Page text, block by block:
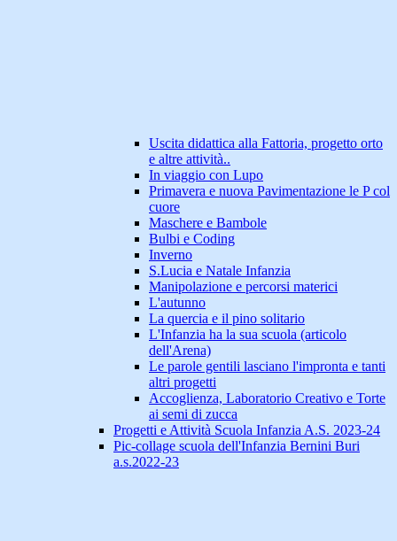
Uscita didattica alla Fattoria, progetto orto
e altre attività..
In viaggio con Lupo
Primavera e nuova Pavimentazione le P col
cuore
Maschere e Bambole
Bulbi e Coding
Inverno
S.Lucia e Natale Infanzia
Manipolazione e percorsi materici
L'autunno
La quercia e il pino solitario
L'Infanzia ha la sua scuola (articolo
dell'Arena)
Le parole gentili lasciano l'impronta e tanti
altri progetti
Accoglienza, Laboratorio Creativo e Torte
ai semi di zucca
Progetti e Attività Scuola Infanzia A.S. 2023-24
Pic-collage scuola dell'Infanzia Bernini Buri
a.s.2022-23